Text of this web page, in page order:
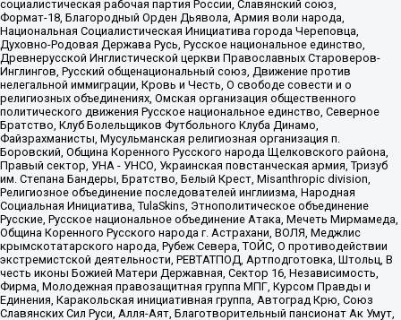
социалистическая рабочая партия России, Славянский союз,
Формат-18, Благородный Орден Дьявола, Армия воли народа,
Национальная Социалистическая Инициатива города Череповца,
Духовно-Родовая Держава Русь, Русское национальное единство,
Древнерусской Инглистической церкви Православных Староверов-
Инглингов, Русский общенациональный союз, Движение против
нелегальной иммиграции, Кровь и Честь, О свободе совести и о
религиозных объединениях, Омская организация общественного
политического движения Русское национальное единство, Северное
Братство, Клуб Болельщиков Футбольного Клуба Динамо,
Файзрахманисты, Мусульманская религиозная организация п.
Боровский, Община Коренного Русского народа Щелковского района,
Правый сектор, УНА - УНСО, Украинская повстанческая армия, Тризуб
им. Степана Бандеры, Братство, Белый Крест, Misanthropic division,
Религиозное объединение последователей инглиизма, Народная
Социальная Инициатива, TulaSkins, Этнополитическое объединение
Русские, Русское национальное объединение Атака, Мечеть Мирмамеда,
Община Коренного Русского народа г. Астрахани, ВОЛЯ, Меджлис
крымскотатарского народа, Рубеж Севера, ТОЙС, О противодействии
экстремистской деятельности, РЕВТАТПОД, Артподготовка, Штольц, В
честь иконы Божией Матери Державная, Сектор 16, Независимость,
Фирма, Молодежная правозащитная группа МПГ, Курсом Правды и
Единения, Каракольская инициативная группа, Автоград Крю, Союз
Славянских Сил Руси, Алля-Аят, Благотворительный пансионат Ак Умут,